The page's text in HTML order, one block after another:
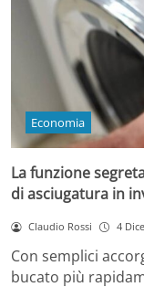
Economia
La funzione
di asciugatura in
Claudio Rossi 4
Con semplici
bucato più